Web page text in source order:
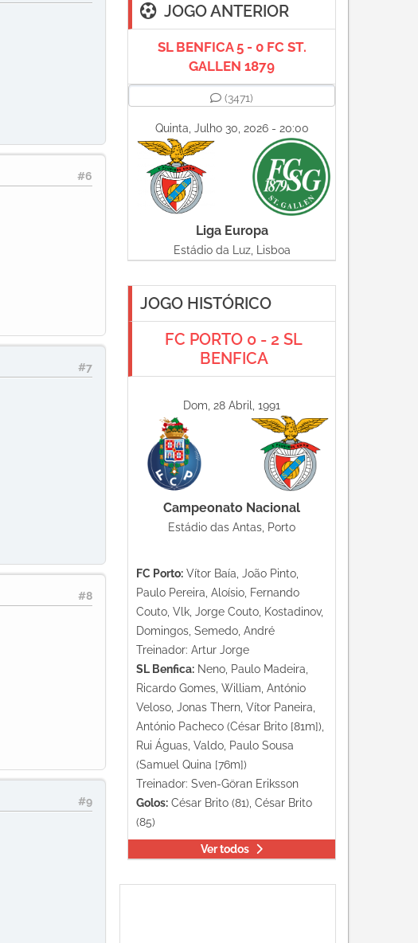
#6
#7
#8
#9
JOGO ANTERIOR
SL BENFICA 5 - 0 FC ST.
GALLEN 1879
(3471)
Quinta, Julho 30, 2026 - 20:00
Liga Europa
Estádio da Luz, Lisboa
JOGO HISTÓRICO
FC PORTO 0 - 2 SL
BENFICA
Dom, 28 Abril, 1991
Campeonato Nacional
Estádio das Antas, Porto
FC Porto: Vítor Baía, João Pinto,
Paulo Pereira, Aloísio, Fernando
Couto, Vlk, Jorge Couto, Kostadinov,
Domingos, Semedo, André
Treinador: Artur Jorge
SL Benfica: Neno, Paulo Madeira,
Ricardo Gomes, William, António
Veloso, Jonas Thern, Vítor Paneira,
António Pacheco (César Brito [81m]),
Rui Águas, Valdo, Paulo Sousa
(Samuel Quina [76m])
Treinador: Sven-Göran Eriksson
Golos: César Brito (81), César Brito
(85)
Ver todos